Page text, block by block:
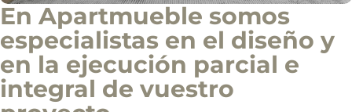
En Apartmueble somos
especialistas en el diseño y
en la ejecución parcial e
integral de vuestro